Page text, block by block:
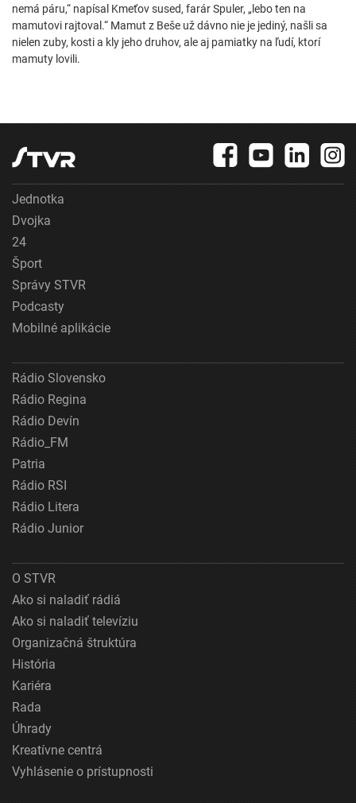
nemá páru,“ napísal Kmeťov sused, farár Spuler, „lebo ten na
mamutovi rajtoval.“ Mamut z Beše už dávno nie je jediný, našli sa
nielen zuby, kosti a kly jeho druhov, ale aj pamiatky na ľudí, ktorí
mamuty lovili.
Jednotka
Dvojka
24
Šport
Správy STVR
Podcasty
Mobilné aplikácie
Rádio Slovensko
Rádio Regina
Rádio Devín
Rádio_FM
Patria
Rádio RSI
Rádio Litera
Rádio Junior
O STVR
Ako si naladiť rádiá
Ako si naladiť televíziu
Organizačná štruktúra
História
Kariéra
Rada
Úhrady
Kreatívne centrá
Vyhlásenie o prístupnosti